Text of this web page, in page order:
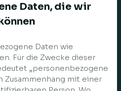
Daten, die wir
Daten wie
Für die Zwecke dieser
„personenbezogene
Zusammenhang mit einer